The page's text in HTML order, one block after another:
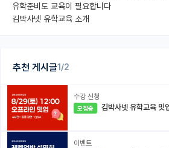
추천 게시글1/2
수강 신청
모집중 김박사넷 유학교육
이벤트
유학준비도 교육이 필요합니다
김박사넷 유학교육 소개